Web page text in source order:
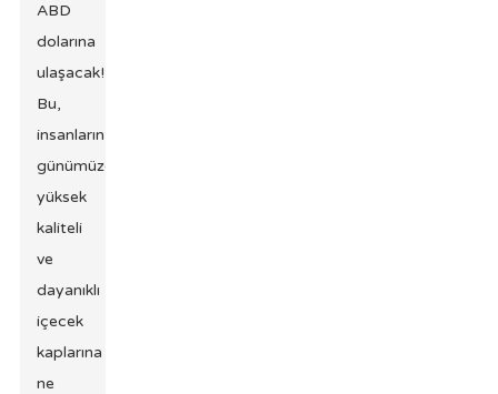
ABD
dolarına
ulaşacak!
Bu,
insanların
günümüzde
yüksek
kaliteli
ve
dayanıklı
içecek
kaplarına
ne